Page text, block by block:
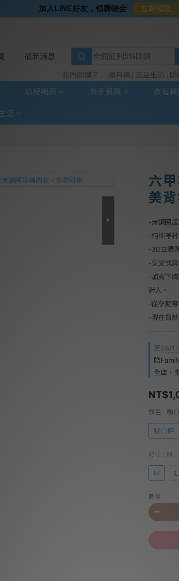
⭐加入LINE好友⭐
⭐超取選全家⭐滿$888贈霜淇淋禮物卡
最新消息
熱門關鍵字： 彌月禮 良品出清 防
幼兒哺育 食品餐具 衣著寢
活
六
美
-無鋼圈
-純棉罩
-3D立體
-交叉式
-加寬下
迷人。
-從孕期
-現在買
至08/
贈
全店，
顏色 : 咖
咖白條
尺寸 : M
M L
數量
加入LINE好友，領購物金 立即領取